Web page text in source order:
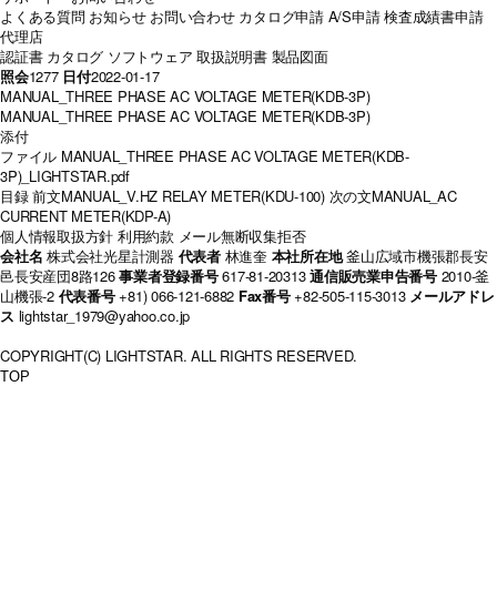
よくある質問 お知らせ お問い合わせ カタログ申請 A/S申請検査成績書申請
代理店
認証書 カタログ ソフトウェア 取扱説明書 製品図面
照会1277 日付2022-01-17
MANUAL_THREE PHASE AC VOLTAGE METER(KDB-3P)
MANUAL_THREE PHASE AC VOLTAGE METER(KDB-3P)
添付
ファイル MANUAL_THREE PHASE AC VOLTAGE METER(KDB-
3P)_LIGHTSTAR.pdf
目録前文MANUAL_V.HZ RELAY METER(KDU-100) 次の文MANUAL_AC
CURRENT METER(KDP-A)
個人情報取扱方針 利用約款 メール無断収集拒否
会社名 株式会社光星計測器 代表者林進奎 本社所在地釜山広域市機張郡長安
邑長安産団8路126事業者登録番号617-81-20313通信販売業申告番号2010-釜
山機張-2 代表番号+81) 066-121-6882 Fax番号+82-505-115-3013 メールアドレ
ス lightstar_1979@yahoo.co.jp
COPYRIGHT(C) LIGHTSTAR. ALL RIGHTS RESERVED.
TOP